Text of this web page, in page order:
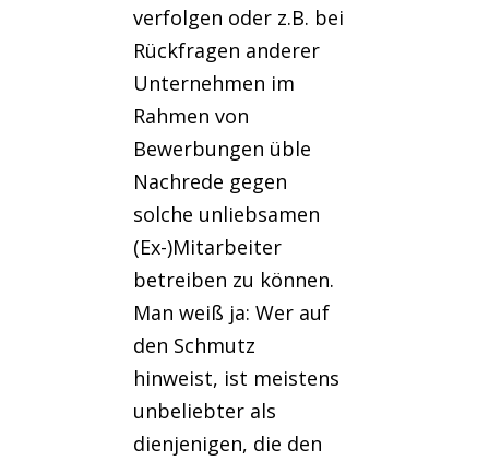
verfolgen oder z.B. bei
Rückfragen anderer
Unternehmen im
Rahmen von
Bewerbungen üble
Nachrede gegen
solche unliebsamen
(Ex-)Mitarbeiter
betreiben zu können.
Man weiß ja: Wer auf
den Schmutz
hinweist, ist meistens
unbeliebter als
dienjenigen, die den